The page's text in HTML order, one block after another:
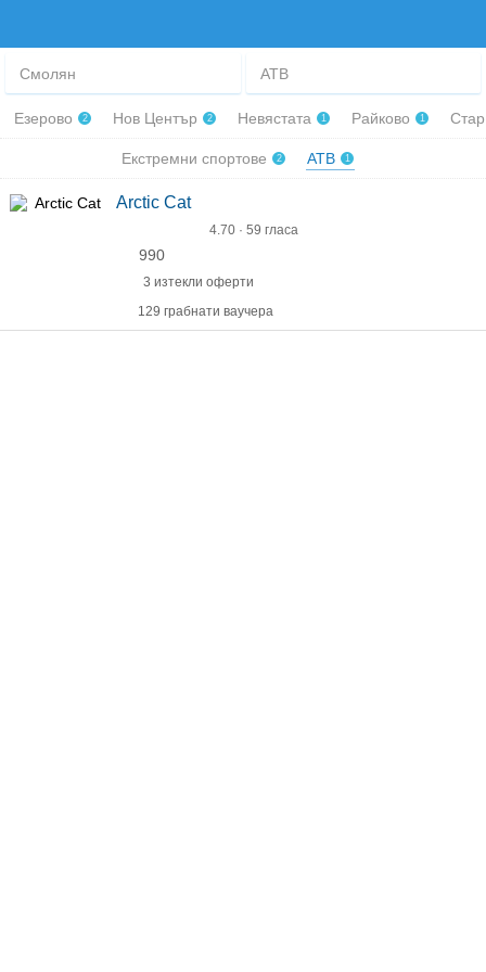
Смолян АТВ
Езерово 2 Нов Център 2 Невястата 1 Райково 1
Екстремни спортове 2 АТВ 1
Arctic Cat
4.70 · 59 гласа
990
3 изтекли оферти
129 грабнати ваучера